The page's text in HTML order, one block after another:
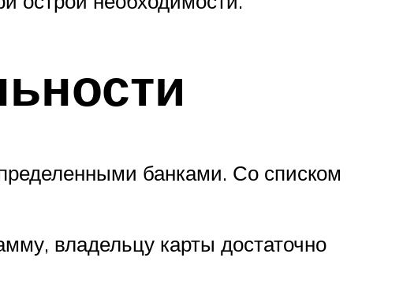
банками. Со списком
владельцу карты достаточно